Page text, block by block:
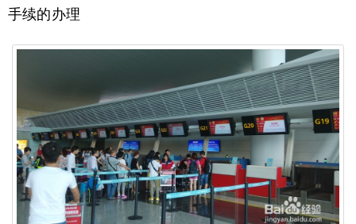
手续的办理